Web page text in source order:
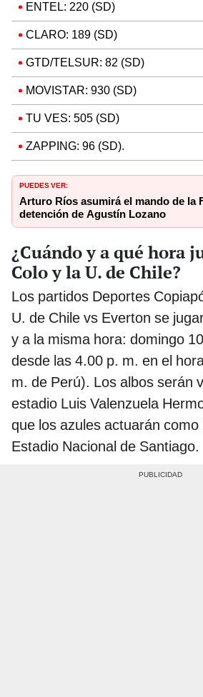
ENTEL: 220 (SD)
CLARO: 189 (SD)
GTD/TELSUR: 82 (SD)
MOVISTAR: 930 (SD)
TU VES: 505 (SD)
ZAPPING: 96 (SD).
PUEDES VER:
Arturo Ríos asumirá el mando de la
detención de Agustín Lozano
¿Cuándo y a qué hora
Colo y la U. de Chile?
Los partidos Deportes
U. de Chile vs Everton se
y a la misma hora: domingo
desde las 4.00 p. m. en el
m. de Perú). Los albos serán
estadio Luis Valenzuela
que los azules actuarán como
Estadio Nacional de Santiago.